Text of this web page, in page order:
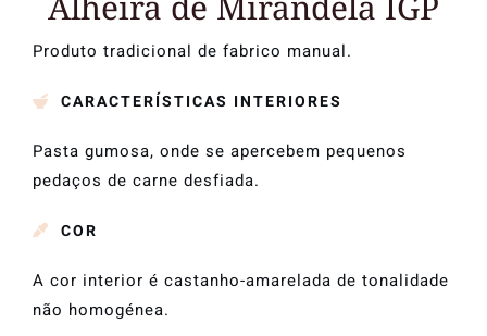
Produto tradicional de fabrico manual.
CARACTERÍSTICAS INTERIORES
Pasta gumosa, onde se apercebem pequenos
pedaços de carne desfiada.
COR
A cor interior é castanho-amarelada de tonalidade
não homogénea.